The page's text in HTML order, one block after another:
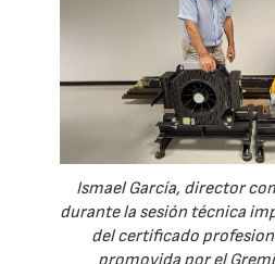
Ismael García, director
durante la sesión técnica
del certificado
promovida por el